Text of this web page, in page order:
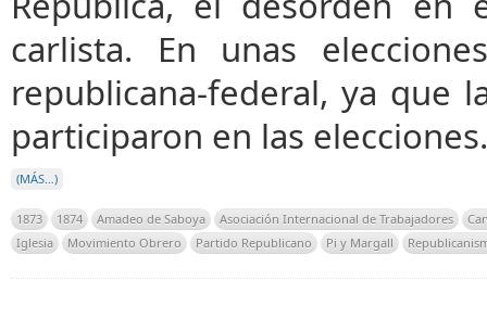
carlista. En unas
republicana-federal, ya que
participaron en las elecciones.
(MÁS…)
1873 1874 Amadeo de Saboya Asociación Internacional de Trabajadores
Iglesia
Movimiento Obrero Partido Republicano Pi y Margall